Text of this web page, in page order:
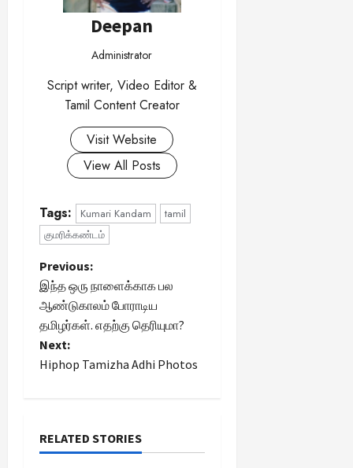
Deepan
Administrator
Script writer, Video Editor &
Tamil Content Creator
Visit Website
View All Posts
Tags: Kumari Kandam
tamil
குமரிக்கண்டம்
P
o
s
t
a
Previous:
இந்த ஒரு நாளைக்காக பல
ஆண்டுகாலம் போராடிய
தமிழர்கள். எதற்கு தெரியுமா?
Next:
Hiphop Tamizha Adhi Photos
RELATED STORIES